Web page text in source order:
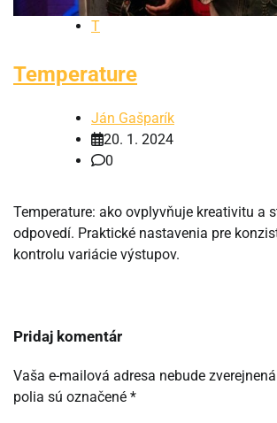
T
Temperature
Ján Gašparík
20. 1. 2024
0
Temperature: ako ovplyvňuje kreativitu a
odpovedí. Praktické nastavenia pre
kontrolu variácie výstupov.
Pridaj komentár
Vaša e-mailová adresa nebude
polia sú označené *